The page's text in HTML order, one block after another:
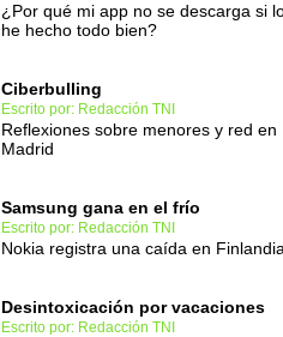
¿Por qué mi app no se descarga si
he hecho todo bien?
Ciberbulling
Escrito por: Redacción TNI
Reflexiones sobre menores y red en
Madrid
Samsung gana en el frío
Escrito por: Redacción TNI
Nokia registra una caída en
Desintoxicación por vacaciones
Escrito por: Redacción TNI